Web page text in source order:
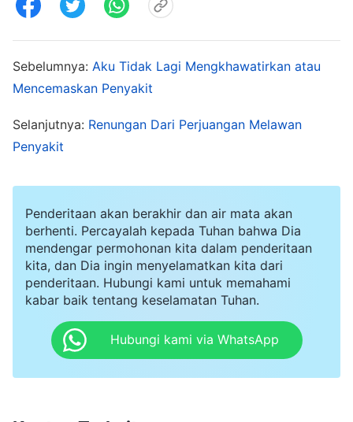
Bagi Tuhan dalam Segala Hal
langkah pekerjaan yang Tuhan lakukan pada
manusia, di luarnya tampak sebagai interaksi
antara manusia, seolah-olah lahir karena
pengaturan manusia atau dari gangguan
manusia. Namun di balik layar, setiap langkah
pertaruhan yang Iblis buat di hadapan Tuhan,
dan menuntut orang-orang untuk tetap teguh
dalam kesaksian mereka bagi Tuhan. Misalnya,
ketika Ayub diuji: di balik layar, Iblis bertaruh
dengan Tuhan, dan yang terjadi kepada Ayub
adalah perbuatan manusia, dan gangguan
manusia. Di balik setiap langkah pekerjaan yang
Sebelumnya: Aku Tidak Lagi Mengkhawatirkan atau
Mencemaskan Penyakit
Selanjutnya: Renungan Dari Perjuangan Melawan
Penyakit
Penderitaan akan berakhir dan air mata akan
berhenti. Percayalah kepada Tuhan bahwa Dia
mendengar permohonan kita dalam penderitaan
kita, dan Dia ingin menyelamatkan kita dari
penderitaan. Hubungi kami untuk memahami
kabar baik tentang keselamatan Tuhan.
Hubungi kami via WhatsApp